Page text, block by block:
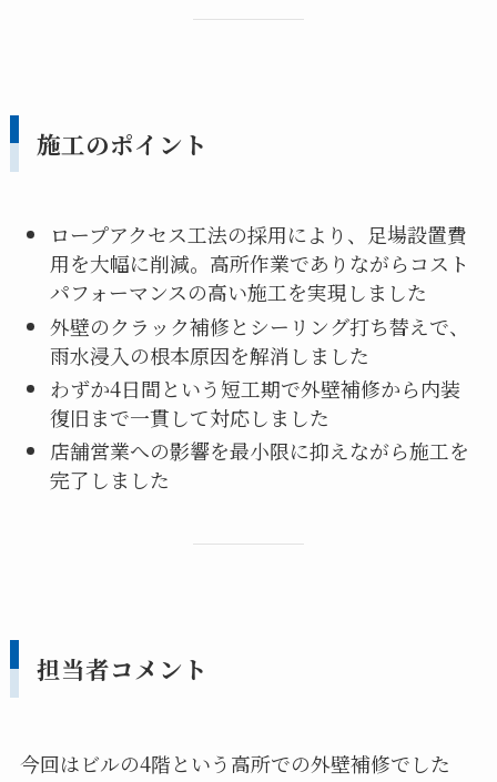
施工のポイント
ロープアクセス工法の採用により、足場設置費
用を大幅に削減。高所作業でありながらコスト
パフォーマンスの高い施工を実現しました
外壁のクラック補修とシーリング打ち替えで、
雨水浸入の根本原因を解消しました
わずか4日間という短工期で外壁補修から内装
復旧まで一貫して対応しました
店舗営業への影響を最小限に抑えながら施工を
完了しました
担当者コメント
今回はビルの4階という高所での外壁補修でした